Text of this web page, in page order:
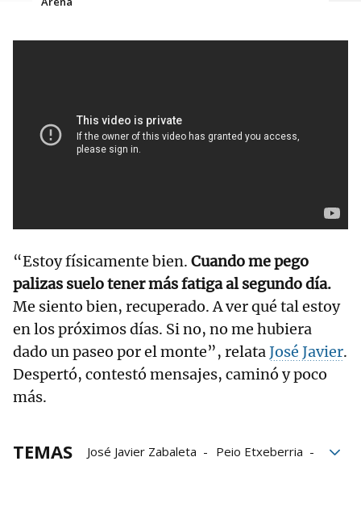
“Estoy físicamente bien. Cuando me pego
palizas suelo tener más fatiga al segundo día.
Me siento bien, recuperado. A ver qué tal estoy
en los próximos días. Si no, no me hubiera
dado un paseo por el monte”, relataJosé Javier.
Despertó, contestó mensajes, caminó y poco
más.
TEMAS José Javier Zabaleta
Peio Etxeberria